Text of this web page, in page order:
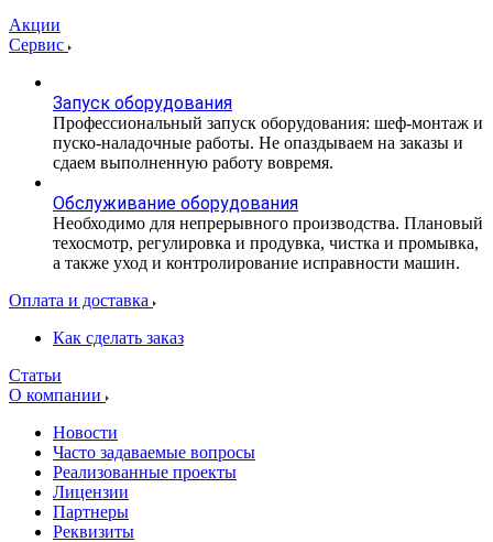
Акции
Сервис
Запуск оборудования
Профессиональный запуск оборудования: шеф-монтаж и
пуско-наладочные работы. Не опаздываем на заказы и
сдаем выполненную работу вовремя.
Обслуживание оборудования
Необходимо для непрерывного производства. Плановый
техосмотр, регулировка и продувка, чистка и промывка,
а также уход и контролирование исправности машин.
Оплата и доставка
Как сделать заказ
Статьи
О компании
Новости
Часто задаваемые вопросы
Реализованные проекты
Лицензии
Партнеры
Реквизиты